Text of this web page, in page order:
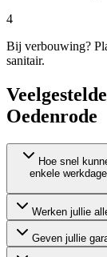
4
Bij verbouwing?
sanitair.
Oedenrode
Hoe snel
enkele
Werken jullie
Geven jullie